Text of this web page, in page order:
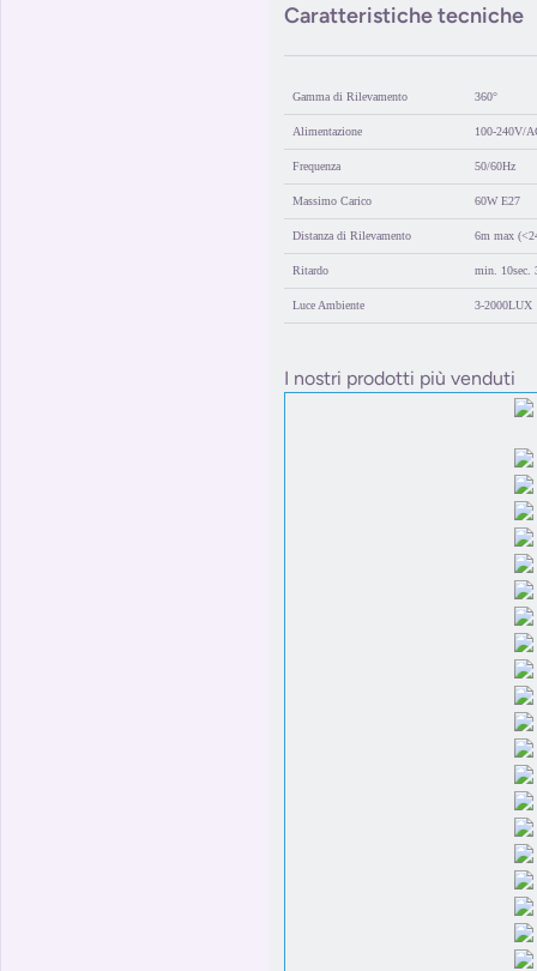
Caratteristiche tecniche
Gamma di Rilevamento 360°
Alimentazione 100-240V/
Frequenza 50/60Hz
Massimo Carico 60W E27
Distanza di Rilevamento 6m max
Ritardo min. 10sec.
Luce Ambiente 3-2000LUX
I nostri prodotti più venduti